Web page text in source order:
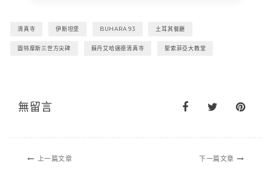
清真寺 伊斯坦堡 BUHARA 93 土耳其餐廳
圖特摩斯三世方尖碑 蘇丹艾哈邁德清真寺 聖索菲亞大教堂
無留言
上一篇文章 下一篇文章